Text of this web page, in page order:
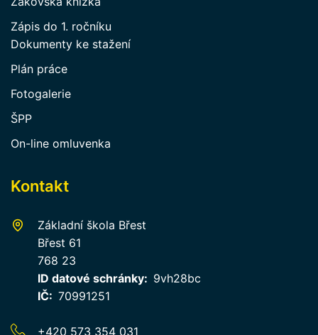
Zápis do 1. ročníku
Dokumenty ke stažení
Plán práce
Fotogalerie
ŠPP
On-line omluvenka
Kontakt
Základní škola Břest
Břest 61
768 23
ID datové schránky
9vh28bc
IČ
70991251
+420 573 354 031